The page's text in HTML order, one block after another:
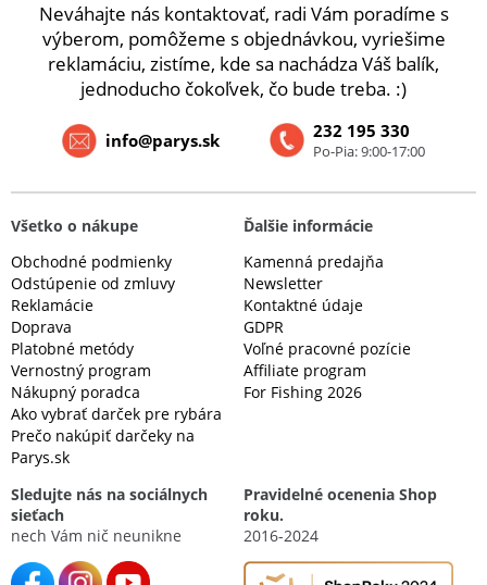
Neváhajte nás kontaktovať, radi Vám poradíme s
výberom, pomôžeme s objednávkou, vyriešime
reklamáciu, zistíme, kde sa nachádza Váš balík,
jednoducho čokoľvek, čo bude treba. :)
232 195 330
Po-Pia: 9:00-17:00
info@parys.sk
Všetko o nákupe
Obchodné podmienky
Odstúpenie od zmluvy
Reklamácie
Doprava
Platobné metódy
Vernostný program
Nákupný poradca
Ako vybrať darček pre rybára
Prečo nakúpiť darčeky na
Parys.sk
Ďalšie informácie
Kamenná predajňa
Newsletter
Kontaktné údaje
GDPR
Voľné pracovné pozície
Affiliate program
For Fishing 2026
Sledujte nás na sociálnych
sieťach
nech Vám nič neunikne
Pravidelné ocenenia Shop
roku.
2016-2024